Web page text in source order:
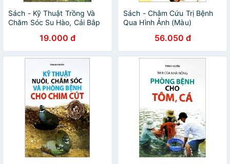
Sách - Kỹ Thuật Trồng Và
Chăm Sóc Su Hào, Cải Bắp
19.000 đ
Sách - Châm Cứu Trị Bệnh
Qua Hình Ảnh (Màu)
56.050 đ